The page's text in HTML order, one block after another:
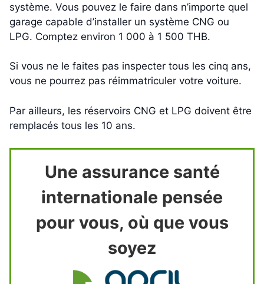
système. Vous pouvez le faire dans n’importe quel
garage capable d’installer un système CNG ou
LPG. Comptez environ 1 000 à 1 500 THB.
Si vous ne le faites pas inspecter tous les cinq ans,
vous ne pourrez pas réimmatriculer votre voiture.
Par ailleurs, les réservoirs CNG et LPG doivent être
remplacés tous les 10 ans.
Une assurance santé
internationale pensée
pour vous, où que vous
soyez